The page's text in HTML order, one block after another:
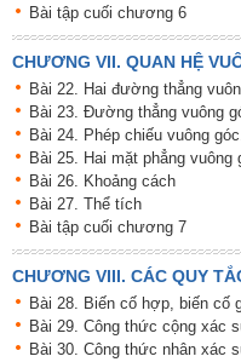
Bài tập cuối chương 6
CHƯƠNG VII. QUAN HỆ
Bài 22. Hai đường thẳng
Bài 23. Đường thẳng vuông
Bài 24. Phép chiếu vuông
Bài 25. Hai mặt phẳng vuông
Bài 26. Khoảng cách
Bài 27. Thể tích
Bài tập cuối chương 7
CHƯƠNG VIII. CÁC QUY
Bài 28. Biến cố hợp, biến cố
Bài 29. Công thức cộng xác
Bài 30. Công thức nhân xác